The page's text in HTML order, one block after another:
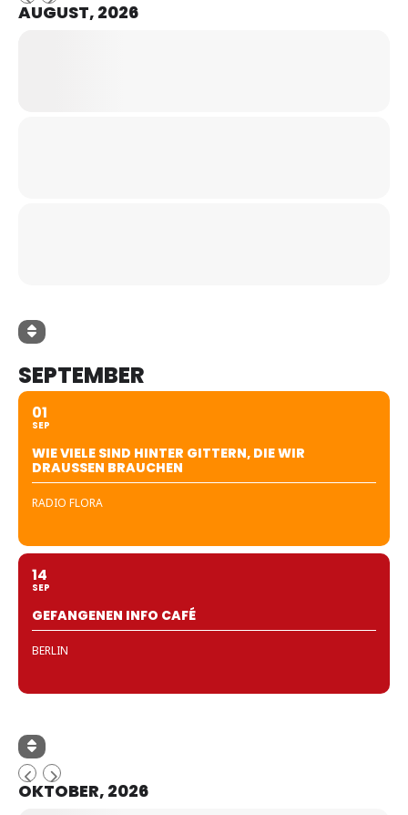
AUGUST, 2026
SEPTEMBER
01
SEP
WIE VIELE SIND HINTER GITTERN, DIE WIR
DRAUSSEN BRAUCHEN
RADIO FLORA
14
SEP
GEFANGENEN INFO CAFÉ
BERLIN
OKTOBER, 2026